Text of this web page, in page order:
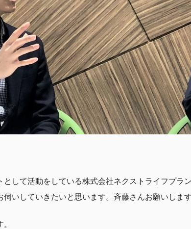
して活動をしている株式会社ネクストライフプラ
いしていきたいと思います。斉藤さんお願いします